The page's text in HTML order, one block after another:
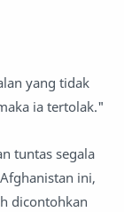
yang tidak
ia tertolak."
tuntas segala
ini,
dicontohkan